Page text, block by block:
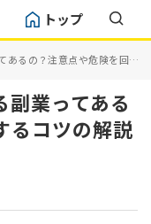
トップ
あるの？注意点や危険を回避
副業ってある
るコツの解説